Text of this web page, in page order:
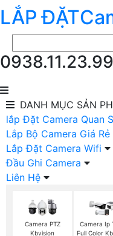
LẮP ĐẶT
0938.11.23.99
DANH MỤC SẢN
lắp Đặt Camera Quan
Lắp Bộ Camera Giá Rẻ
Lắp Đặt Camera Wifi
Đầu Ghi Camera
Liên Hệ
Camera PTZ
Kbvision
Camera Ip
Full Color